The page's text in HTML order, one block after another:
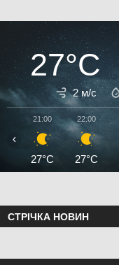
27°C
2 м/с
21:00
27°C
22:00
27°C
‹
СТРІЧКА НОВИН